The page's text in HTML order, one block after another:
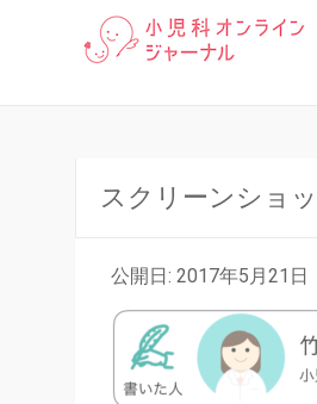
スクリーンショ
公開日: 2017年5月21日